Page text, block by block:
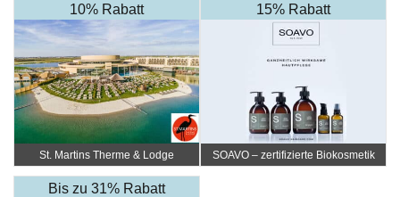
10% Rabatt
St. Martins Therme & Lodge
15% Rabatt
SOAVO – zertifizierte Biokosmetik
Bis zu 31% Rabatt